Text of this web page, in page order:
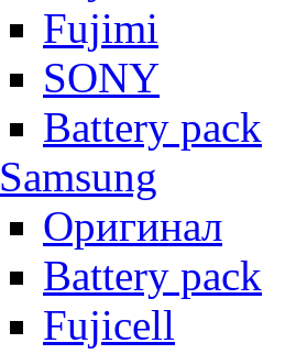
Fujimi
SONY
Battery pack
Samsung
Оригинал
Battery pack
Fujicell